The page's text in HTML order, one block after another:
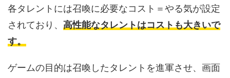
各タレントには召喚に必要なコスト＝やる気が設定
されており、 高性能なタレントはコストも大きいで
す。
ゲームの目的は召喚したタレントを進軍させ、画面